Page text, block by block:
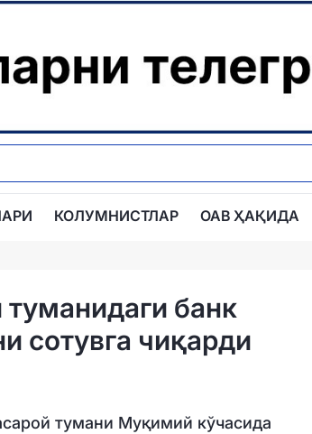
КОЛУМНИСТЛАР ОАВ ҲАҚИДА
банк
сотувга чиқарди
тумани Муқимий кўчасида